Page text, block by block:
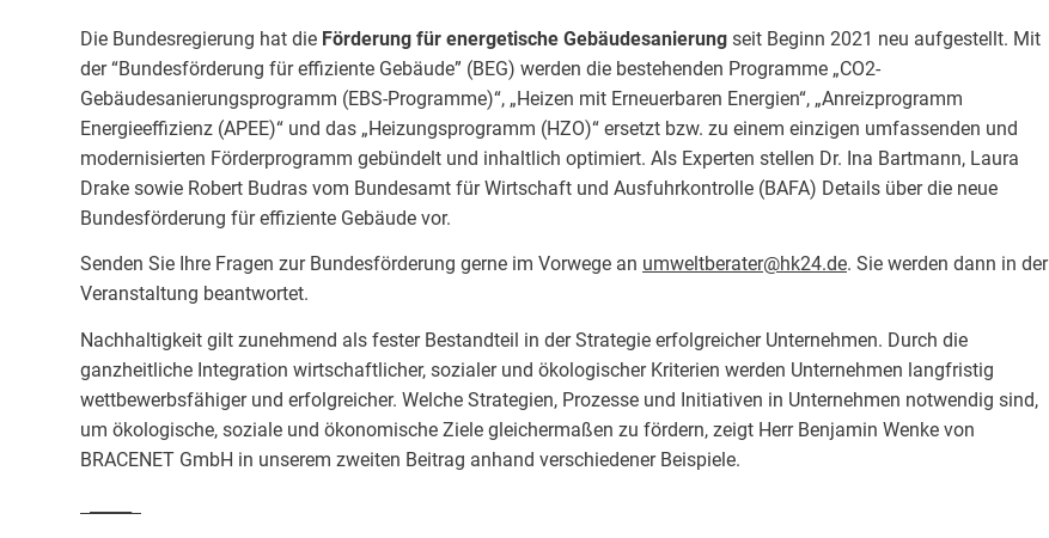
Die Bundesregierung hat die Förderung für energetische Gebäudesanierung seit Beginn 2021 neu aufgestellt. Mit
der “Bundesförderung für effiziente Gebäude” (BEG) werden die bestehenden Programme „CO2-
Gebäudesanierungsprogramm (EBS-Programme)“, „Heizen mit Erneuerbaren Energien“, „Anreizprogramm
Energieeffizienz (APEE)“ und das „Heizungsprogramm (HZO)“ ersetzt bzw. zu einem einzigen umfassenden und
modernisierten Förderprogramm gebündelt und inhaltlich optimiert. Als Experten stellen Dr. Ina Bartmann, Laura
Drake sowie Robert Budras vom Bundesamt für Wirtschaft und Ausfuhrkontrolle (BAFA) Details über die neue
Bundesförderung für effiziente Gebäude vor.
Senden Sie Ihre Fragen zur Bundesförderung gerne im Vorwege an umweltberater@hk24.de. Sie werden dann in der
Veranstaltung beantwortet.
Nachhaltigkeit gilt zunehmend als fester Bestandteil in der Strategie erfolgreicher Unternehmen. Durch die
ganzheitliche Integration wirtschaftlicher, sozialer und ökologischer Kriterien werden Unternehmen langfristig
wettbewerbsfähiger und erfolgreicher. Welche Strategien, Prozesse und Initiativen in Unternehmen notwendig sind,
um ökologische, soziale und ökonomische Ziele gleichermaßen zu fördern, zeigt Herr Benjamin Wenke von
BRACENET GmbH in unserem zweiten Beitrag anhand verschiedener Beispiele.